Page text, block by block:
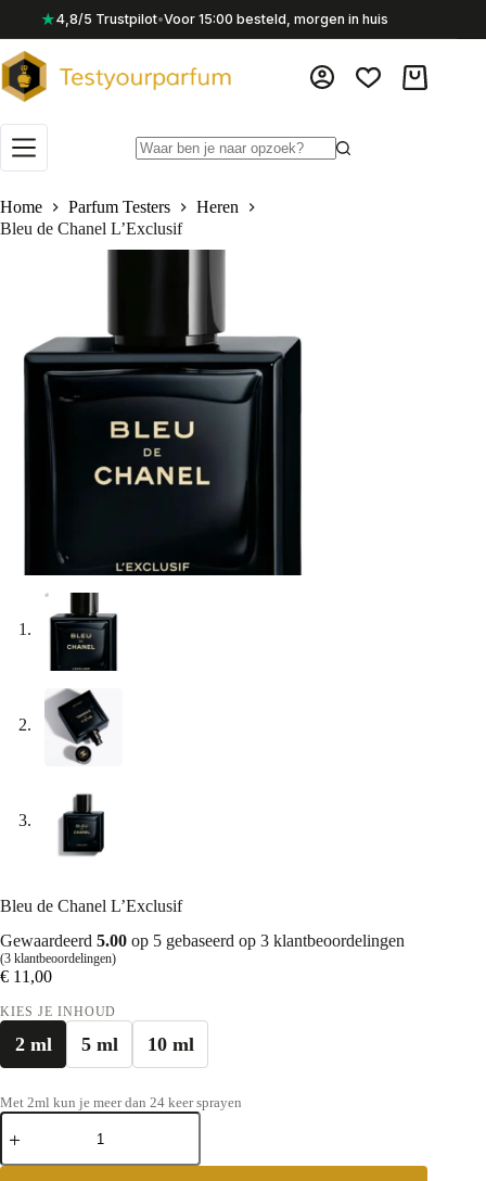
inhoud
★4,8/5 Trustpilot•Voor 15:00 besteld, morgen in huis
Home
Parfum Testers
Heren
Bleu de Chanel L’Exclusif
Bleu de Chanel L’Exclusif
Gewaardeerd 5.00 op 5 gebaseerd op 3 klantbeoordelingen
(3 klantbeoordelingen)
€ 11,00
KIES JE INHOUD
2 ml 5 ml 10 ml
Met 2ml kun je meer dan 24 keer sprayen
Bleu
de
L’Exclusif